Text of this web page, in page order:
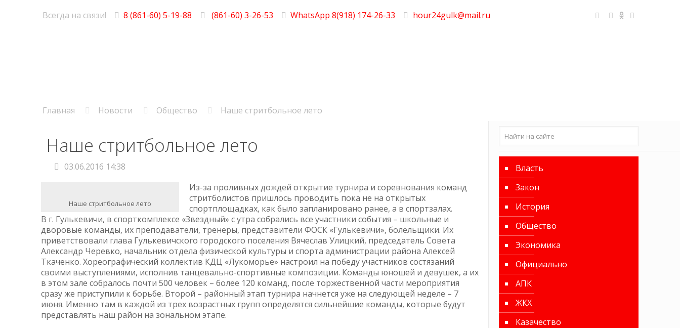
Всегда на связи! 8 (861-60) 5-19-88 (861-60) 3-26-53 WhatsApp 8(918) 174-26-33 hour24gulk@mail.ru
Главная Новости Общество Наше стритбольное лето
Наше стритбольное лето
03.06.2016 14:38
Наше стритбольное лето
Из-за проливных дождей открытие турнира и соревнования команд
стритболистов пришлось проводить пока не на открытых
спортплощадках, как было запланировано ранее, а в спортзалах.
В г. Гулькевичи, в спорткомплексе «Звездный» с утра собрались все участники события – школьные и
дворовые команды, их преподаватели, тренеры, представители ФОСК «Гулькевичи», болельщики. Их
приветствовали глава Гулькевичского городского поселения Вячеслав Улицкий, председатель Совета
Александр Черевко, начальник отдела физической культуры и спорта администрации района Алексей
Ткаченко. Хореографический коллектив КДЦ «Лукоморье» настроил на победу участников состязаний
своими выступлениями, исполнив танцевально-спортивные композиции. Команды юношей и девушек, а их
в этом зале собралось почти 500 человек – более 120 команд, после торжественной части мероприятия
сразу же приступили к борьбе. Второй – районный этап турнира начнется уже на следующей неделе – 7
июня. Именно там в каждой из трех возрастных групп определятся сильнейшие команды, которые будут
представлять наш район на зональном этапе.
Власть
Закон
История
Общество
Экономика
Официально
АПК
ЖКХ
Казачество